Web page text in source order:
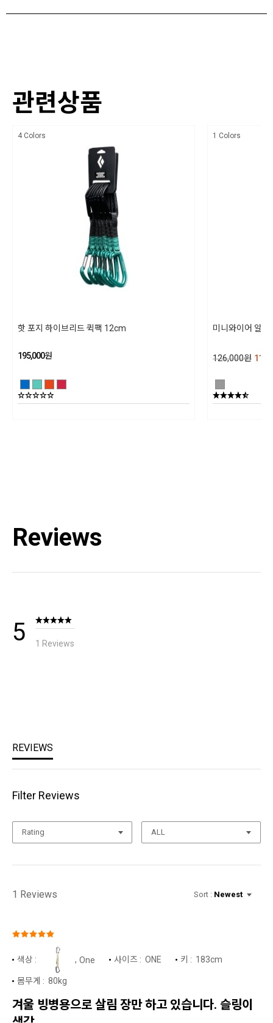
초경량 미니와이어 카라비너 2개 적용
알파인 퀵드로우 및 길이를 확장하여 슬링으로 사용 가능함
최저 강도
7 kN (1574 lbf)
* 국제 산악등반 연맹 안전 인증
유럽 품질 인증 기준을 충족함
상세설명참조
45% Aluminum, 9% Steel, 30% Dynex, 10% Nylon, 5% TPU, 1% Nylon
동일모델의 출시년월
블랙다이아몬드/ 수입자 (주)블랙다이아몬드 코리아
제조국
대만
상품별 세부사양
블랙다이아몬드 코리아 / TEL : 1644-4807
해당없음 (상세설명참조)
관련상품
4 Colors
핫 포지 하이브리드 퀵팩 12cm
195,000원
1 Colors
미니와이어 알파
126,000원
Reviews